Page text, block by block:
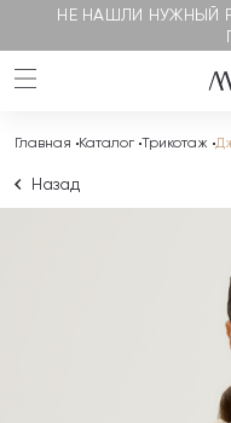
НЕ НАШЛИ НУЖНЫЙ
Главная Каталог Трикотаж
Назад